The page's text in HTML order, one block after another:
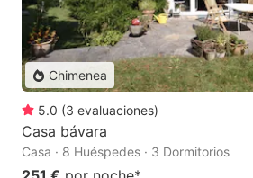
Chimenea
5.0 (3 evaluaciones)
Casa bávara
Casa · 8 Huéspedes · 3 Dormitorios